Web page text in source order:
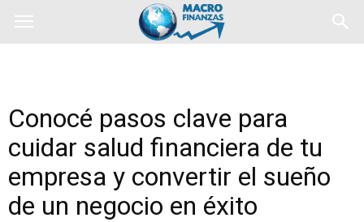
Conocé pasos clave para
cuidar salud financiera de tu
empresa y convertir el sueño
de un negocio en éxito